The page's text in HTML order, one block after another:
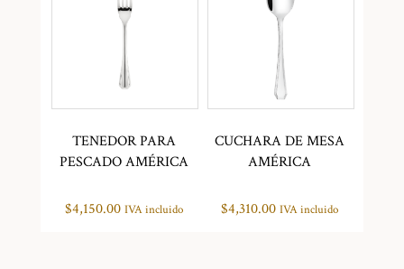
TENEDOR PARA
PESCADO AMÉRICA
$4,150.00 IVA incluido
CUCHARA DE MESA
AMÉRICA
$4,310.00 IVA incluido